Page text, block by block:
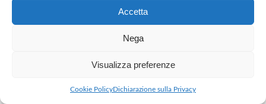
Accetta
Nega
Visualizza preferenze
Cookie PolicyDichiarazione sulla Privacy